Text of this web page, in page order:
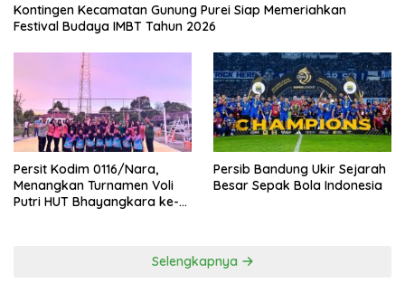
Kontingen Kecamatan Gunung Purei Siap Memeriahkan
Festival Budaya IMBT Tahun 2026
Persit Kodim 0116/Nara,
Menangkan Turnamen Voli
Putri HUT Bhayangkara ke-
Persib Bandung Ukir Sejarah
Besar Sepak Bola Indonesia
Selengkapnya